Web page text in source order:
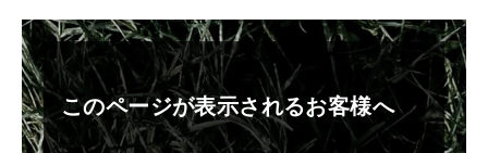
このページが表示されるお客様へ